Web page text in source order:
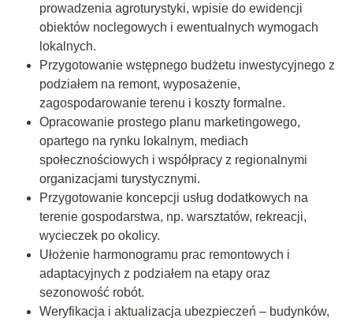
prowadzenia agroturystyki, wpisie do ewidencji
obiektów noclegowych i ewentualnych wymogach
lokalnych.
Przygotowanie wstępnego budżetu inwestycyjnego z
podziałem na remont, wyposażenie,
zagospodarowanie terenu i koszty formalne.
Opracowanie prostego planu marketingowego,
opartego na rynku lokalnym, mediach
społecznościowych i współpracy z regionalnymi
organizacjami turystycznymi.
Przygotowanie koncepcji usług dodatkowych na
terenie gospodarstwa, np. warsztatów, rekreacji,
wycieczek po okolicy.
Ułożenie harmonogramu prac remontowych i
adaptacyjnych z podziałem na etapy oraz
sezonowość robót.
Weryfikacja i aktualizacja ubezpieczeń – budynków,